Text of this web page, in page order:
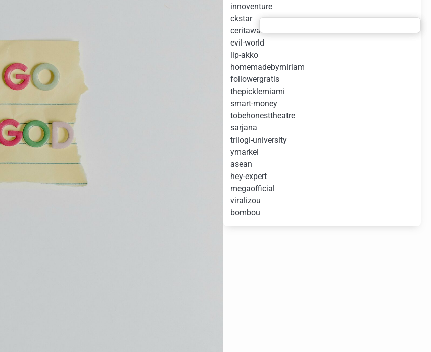
innoventure
ckstar
ceritawan
evil-world
lip-akko
homemadebymiriam
followergratis
thepicklemiami
smart-money
tobehonesttheatre
sarjana
trilogi-university
ymarkel
asean
hey-expert
megaofficial
viralizou
bombou